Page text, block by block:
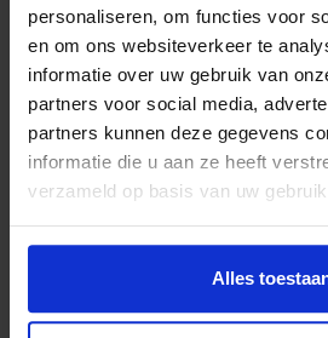
personaliseren, om functies voor
en om ons websiteverkeer te
informatie over uw gebruik van
partners voor social media,
partners kunnen deze gegevens
informatie die u aan ze heeft
verzameld op basis van uw
Alles
Lees meer nieuws
Lees meer nieuws van